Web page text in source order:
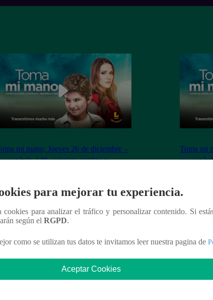
mi mano, Jueves 26 de diciembre –
capítulo 149 completo (online y
Toma mi
ver
interesar
para mejorar tu experiencia.
cookies para analizar el tráfico y personalizar contenido. Si
según el RGPD.
como se utilizan tus datos te invitamos leer nuestra pagina de
Aceptar Cookies